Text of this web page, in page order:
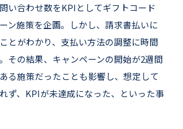
い合わせ数をKPIとしてギフトコード
ン施策を企画。しかし、請求書払いに
とがわかり、支払い方法の調整に時間
その結果、キャンペーンの開始が2週間
る施策だったことも影響し、想定して
ず、KPIが未達成になった、といった事